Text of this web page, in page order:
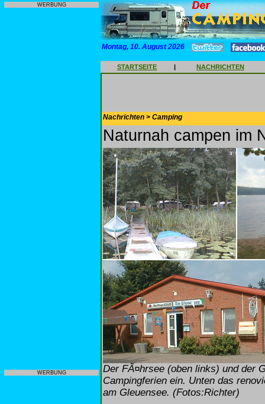
WERBUNG
WERBUNG
Montag, 10. August 2026
STARTSEITE | NACHRICHTEN
Nachrichten > Camping
Naturnah campen im
Der FÃ¤hrsee (oben links) und der
Campingferien ein. Unten das
am Gleuensee. (Fotos:Richter)